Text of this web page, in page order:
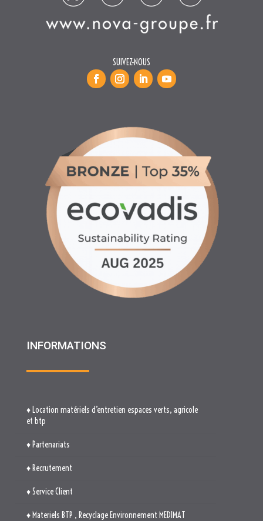
SUIVEZ-NOUS
INFORMATIONS
♦ Location matériels d’entretien espaces verts, agricole
et btp
♦ Partenariats
♦ Recrutement
♦ Service Client
♦ Materiels BTP , Recyclage Environnement MEDIMAT